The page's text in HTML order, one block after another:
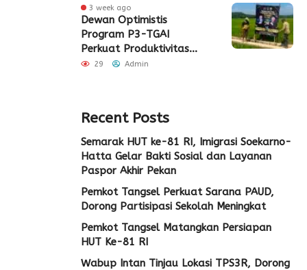
3 week ago
Dewan Optimistis
Program P3-TGAI
Perkuat Produktivitas
Pertanian di Lebak
29 Admin
Recent Posts
Semarak HUT ke-81 RI, Imigrasi Soekarno-
Hatta Gelar Bakti Sosial dan Layanan
Paspor Akhir Pekan
Pemkot Tangsel Perkuat Sarana PAUD,
Dorong Partisipasi Sekolah Meningkat
Pemkot Tangsel Matangkan Persiapan
HUT Ke-81 RI
Wabup Intan Tinjau Lokasi TPS3R, Dorong